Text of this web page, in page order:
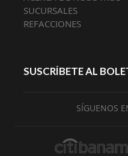
SUCURSALES
REFACCIONES
SUSCRÍBETE AL
SÍGUENOS